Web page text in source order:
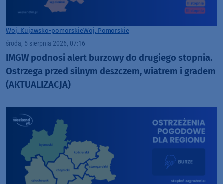
Woj. Kujawsko-pomorskieWoj. Pomorskie
środa, 5 sierpnia 2026, 07:16
IMGW podnosi alert burzowy do drugiego stopnia.
Ostrzega przed silnym deszczem, wiatrem i gradem
(AKTUALIZACJA)